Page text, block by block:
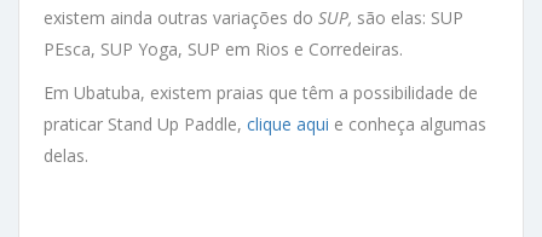
existem ainda outras variações do SUP, são elas: SUP
PEsca, SUP Yoga, SUP em Rios e Corredeiras.
Em Ubatuba, existem praias que têm a possibilidade de
praticar Stand Up Paddle, clique aqui e conheça algumas
delas.